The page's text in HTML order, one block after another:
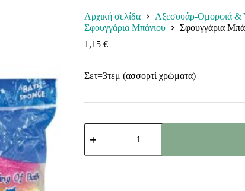
Αρχική σελίδα
Αξεσουάρ-Ομορφιά &
Σφουγγάρια Μπάνιου
Σφουγγάρια
1,15 €
Σετ=3τεμ (ασσορτί χρώματα)
Σφουγγάρια
Μπάνιου
Homie
ποσότητα